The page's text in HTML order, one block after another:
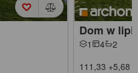
Dom w
1 4
2
111,33 +5,68